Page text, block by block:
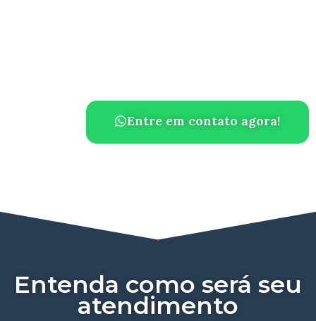
Entre em contato agora!
Entenda como será seu
atendimento